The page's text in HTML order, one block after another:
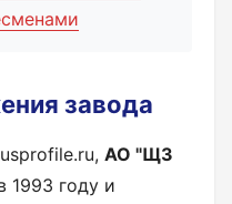
завода
АО "ЩЗ
1993 году и